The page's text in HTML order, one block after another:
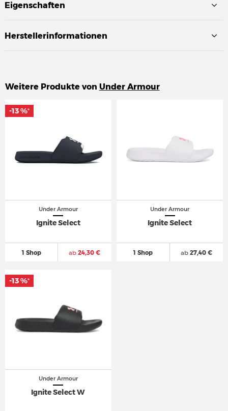
Eigenschaften
Herstellerinformationen
Weitere Produkte von Under Armour
Under Armour
Ignite Select
1 Shop ab 24,30 €
-13 %*
-13 %*
Under Armour
Ignite Select
1 Shop ab27,40 €
Under Armour
Ignite Select W
-13 %*
-13 %*